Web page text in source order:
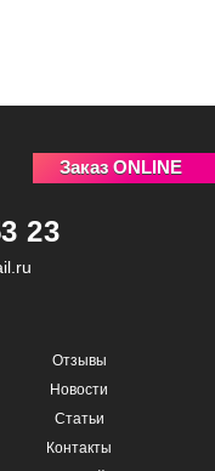
Заказ ONLINE
23
Отзывы
Новости
Статьи
Контакты